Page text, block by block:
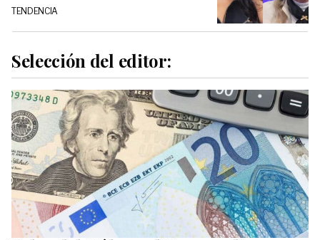
TENDENCIA
Selección del editor: